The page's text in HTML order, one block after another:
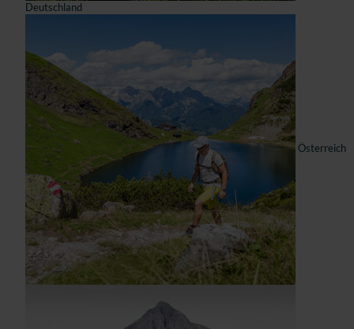
Deutschland
Österreich